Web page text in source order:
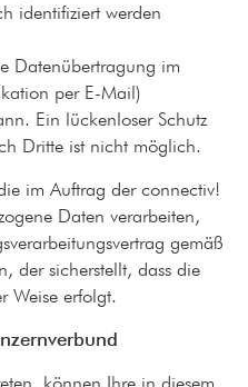
identifiziert werden
Datenübertragung im
per E-Mail)
Ein lückenloser Schutz
Dritte ist nicht möglich.
im Auftrag der connectiv!
Daten verarbeiten,
gemäß
der sicherstellt, dass die
Weise erfolgt.
können Ihre in diesem